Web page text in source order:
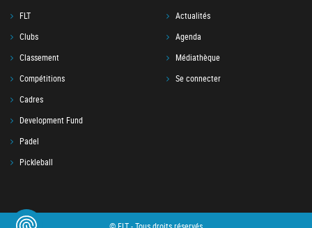
FLT
Clubs
Classement
Compétitions
Cadres
Development Fund
Padel
Pickleball
Actualités
Agenda
Médiathèque
Se connecter